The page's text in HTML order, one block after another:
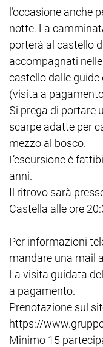
l’occasione anche
notte. La
porterà al castello
accompagnati
castello dalle guide
(visita a
Si prega di portare
scarpe adatte per
mezzo al bosco.
L’escursione è
anni.
Il ritrovo sarà
Castella alle ore
Per informazioni
mandare una mail
La visita guidata
a pagamento.
Prenotazione sul
https://
Minimo 15